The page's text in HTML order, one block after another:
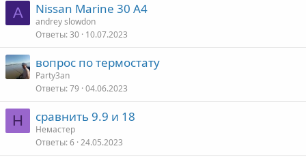
A Nissan Marine 30 A4
andrey slowdon
Ответы 30 10.07.2023
вопрос по термостату
Party3an
Ответы 79 04.06.2023
Н сравнить 9.9 и 18
Немастер
Ответы 6 24.05.2023